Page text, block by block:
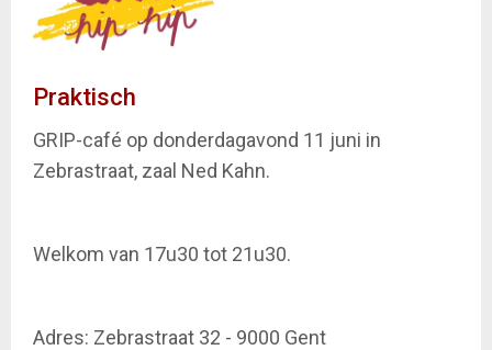
Praktisch
GRIP-café op donderdagavond 11 juni in
Zebrastraat, zaal Ned Kahn.
Welkom van 17u30 tot 21u30.
Adres: Zebrastraat 32 - 9000 Gent